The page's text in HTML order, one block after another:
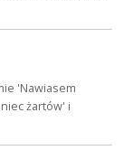
'Nawiasem
żartów' i